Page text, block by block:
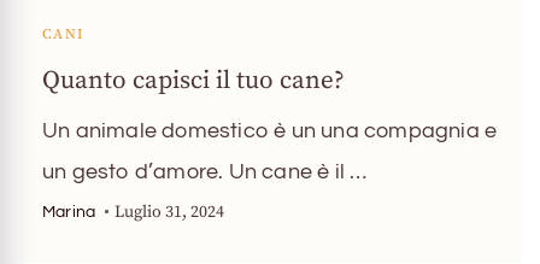
CANI
Quanto capisci il tuo cane?
Un animale domestico è un una compagnia e
un gesto d’amore. Un cane è il …
Marina Luglio 31, 2024